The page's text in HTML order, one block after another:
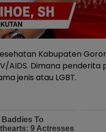
Kabupaten
AIDS. Dimana
jenis atau LGBT.